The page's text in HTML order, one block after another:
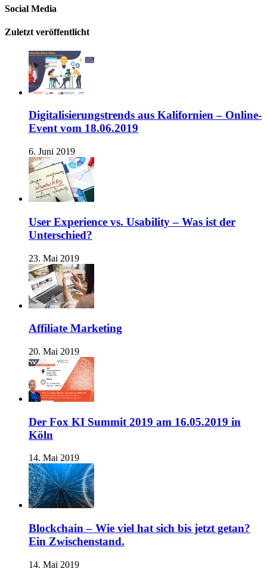
Social Media
Zuletzt veröffentlicht
Digitalisierungstrends aus Kalifornien – Online-
Event vom 18.06.2019
6. Juni 2019
User Experience vs. Usability – Was ist der
Unterschied?
23. Mai 2019
Affiliate Marketing
20. Mai 2019
Der Fox KI Summit 2019 am 16.05.2019 in
Köln
14. Mai 2019
Blockchain – Wie viel hat sich bis jetzt getan?
Ein Zwischenstand.
14. Mai 2019